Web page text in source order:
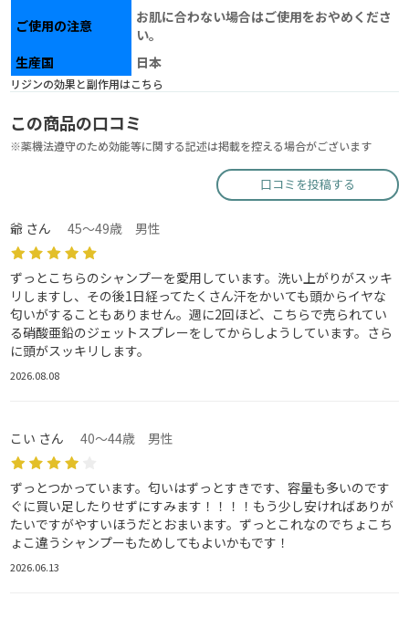
ご使用の注意
お肌に合わない場合はご使用をおやめくださ
い。
生産国
日本
リジンの効果と副作用はこちら
この商品の口コミ
※薬機法遵守のため効能等に関する記述は掲載を控える場合がございます
口コミを投稿する
爺 さん 45～49歳 男性
ずっとこちらのシャンプーを愛用しています。洗い上がりがスッキ
リしますし、その後1日経ってたくさん汗をかいても頭からイヤな
匂いがすることもありません。週に2回ほど、こちらで売られてい
る硝酸亜鉛のジェットスプレーをしてからしようしています。さら
に頭がスッキリします。
2026.08.08
こい さん 40～44歳 男性
ずっとつかっています。匂いはずっとすきです、容量も多いのです
ぐに買い足したりせずにすみます！！！！もう少し安ければありが
たいですがやすいほうだとおまいます。ずっとこれなのでちょこち
ょこ違うシャンプーもためしてもよいかもです！
2026.06.13